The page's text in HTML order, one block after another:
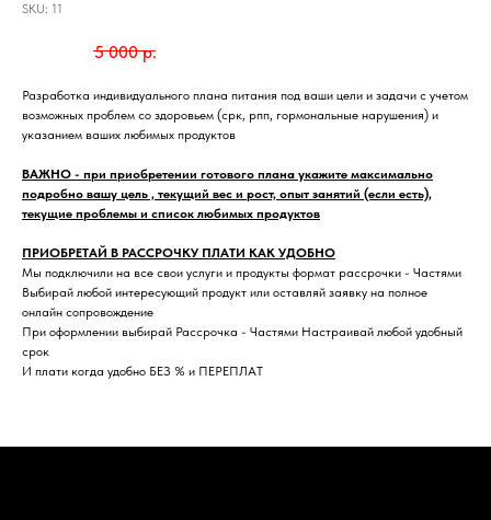
SKU: 11
5 000 р.
Разработка индивидуального плана питания под ваши цели и задачи с учетом
возможных проблем со здоровьем (срк, рпп, гормональные нарушения) и
указанием ваших любимых продуктов
ВАЖНО - при приобретении готового плана укажите максимально
подробно вашу цель , текущий вес и рост, опыт занятий (если есть),
текущие проблемы и список любимых продуктов
ПРИОБРЕТАЙ В РАССРОЧКУ ПЛАТИ КАК УДОБНО
Мы подключили на все свои услуги и продукты формат рассрочки - Частями
Выбирай любой интересующий продукт или оставляй заявку на полное
онлайн сопровождение
При оформлении выбирай Рассрочка - Частями Настраивай любой удобный
срок
И плати когда удобно БЕЗ % и ПЕРЕПЛАТ